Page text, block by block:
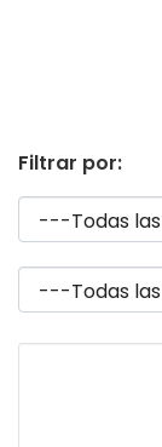
Filtrar por: